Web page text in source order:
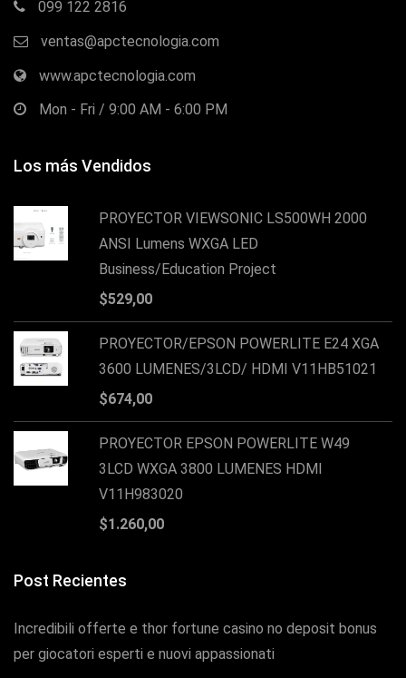
099 122 2816
ventas@apctecnologia.com
www.apctecnologia.com
Mon - Fri / 9:00 AM - 6:00 PM
Los más Vendidos
PROYECTOR VIEWSONIC LS500WH 2000
ANSI Lumens WXGA LED
Business/Education Project
$529,00
PROYECTOR/EPSON POWERLITE E24 XGA
3600 LUMENES/3LCD/ HDMI V11HB51021
$674,00
PROYECTOR EPSON POWERLITE W49
3LCD WXGA 3800 LUMENES HDMI
V11H983020
$1.260,00
Post Recientes
Incredibili offerte e thor fortune casino no deposit bonus
per giocatori esperti e nuovi appassionati